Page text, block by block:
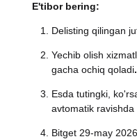
E'tibor bering:
Delisting qilingan
Yechib olish
gacha ochiq qoladi.
Esda tutingki,
avtomatik ravishda
Bitget 29-may